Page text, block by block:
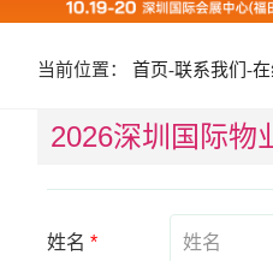
当前位置：首页-联系我们-
2026深圳国际物
姓名*